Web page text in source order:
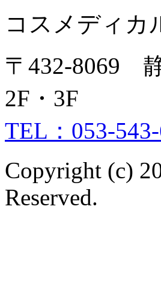
コスメディカ
〒432-8069
2F・3F
TEL：053-
Copyright (c)
Reserved.